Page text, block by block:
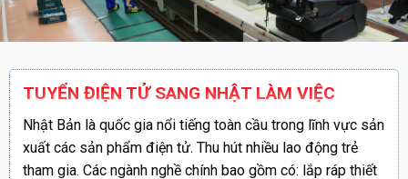
TUYỂN ĐIỆN TỬ SANG NHẬT LÀM VIỆC
Nhật Bản là quốc gia nổi tiếng toàn cầu trong lĩnh vực sản
xuất các sản phẩm điện tử. Thu hút nhiều lao động trẻ
tham gia. Các ngành nghề chính bao gồm có: lắp ráp thiết